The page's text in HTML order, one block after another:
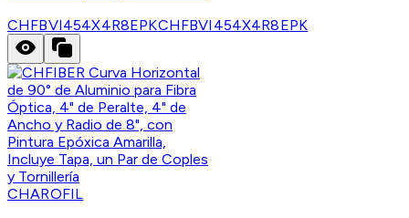
CHFBVI454X4R8EPKCHFBVI454X4R8EPK
CHAROFIL